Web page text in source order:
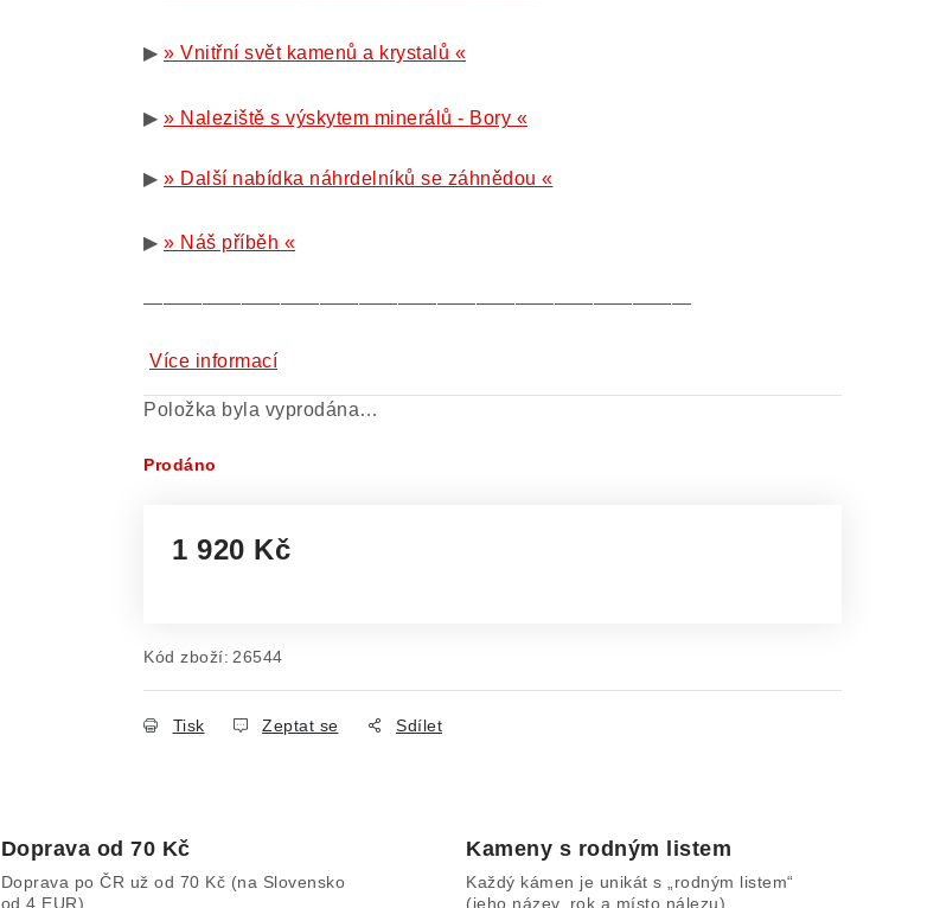
▶ » Vnitřní svět kamenů a krystalů «
▶ » Naleziště s výskytem minerálů - Bory «
▶ » Další nabídka náhrdelníků se záhnědou «
▶ » Náš příběh «
————————————————————————————
Více informací
Položka byla vyprodána…
Prodáno
1 920 Kč
Kód zboží: 26544
Tisk Zeptat se Sdílet
Doprava od 70 Kč
Doprava po ČR už od 70 Kč (na Slovensko
od 4 EUR).
Kameny s rodným listem
Každý kámen je unikát s „rodným listem“
(jeho název, rok a místo nálezu).